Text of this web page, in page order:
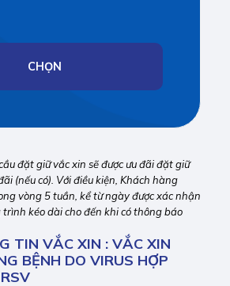
CHỌN
đặt giữ vắc xin sẽ được ưu đãi đặt giữ
(nếu có). Với điều kiện, Khách hàng
vòng 5 tuần, kể từ ngày được xác nhận
kéo dài cho đến khi có thông báo
TIN VẮC XIN : VẮC XIN
BỆNH DO VIRUS HỢP